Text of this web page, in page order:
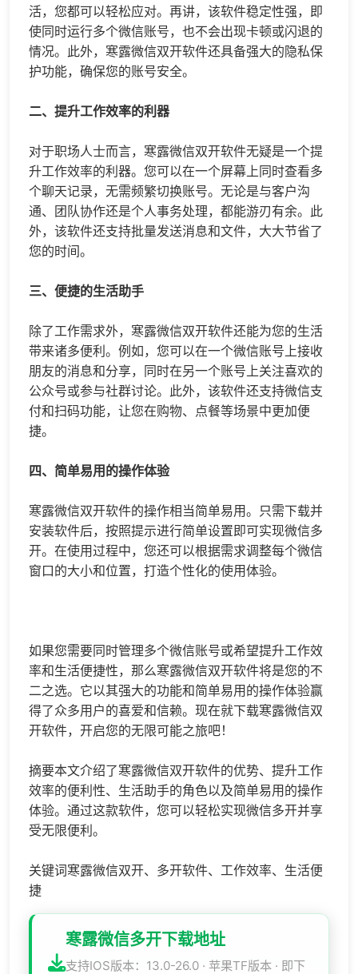
活，您都可以轻松应对。再讲，该软件稳定性强，即
使同时运行多个微信账号，也不会出现卡顿或闪退的
情况。此外，寒露微信双开软件还具备强大的隐私保
护功能，确保您的账号安全。
二、提升工作效率的利器
对于职场人士而言，寒露微信双开软件无疑是一个提
升工作效率的利器。您可以在一个屏幕上同时查看多
个聊天记录，无需频繁切换账号。无论是与客户沟
通、团队协作还是个人事务处理，都能游刃有余。此
外，该软件还支持批量发送消息和文件，大大节省了
您的时间。
三、便捷的生活助手
除了工作需求外，寒露微信双开软件还能为您的生活
带来诸多便利。例如，您可以在一个微信账号上接收
朋友的消息和分享，同时在另一个账号上关注喜欢的
公众号或参与社群讨论。此外，该软件还支持微信支
付和扫码功能，让您在购物、点餐等场景中更加便
捷。
四、简单易用的操作体验
寒露微信双开软件的操作相当简单易用。只需下载并
安装软件后，按照提示进行简单设置即可实现微信多
开。在使用过程中，您还可以根据需求调整每个微信
窗口的大小和位置，打造个性化的使用体验。
如果您需要同时管理多个微信账号或希望提升工作效
率和生活便捷性，那么寒露微信双开软件将是您的不
二之选。它以其强大的功能和简单易用的操作体验赢
得了众多用户的喜爱和信赖。现在就下载寒露微信双
开软件，开启您的无限可能之旅吧！
摘要本文介绍了寒露微信双开软件的优势、提升工作
效率的便利性、生活助手的角色以及简单易用的操作
体验。通过这款软件，您可以轻松实现微信多开并享
受无限便利。
关键词寒露微信双开、多开软件、工作效率、生活便
捷
寒露微信多开下载地址
支持IOS版本：13.0-26.0 · 苹果TF版本 · 即下